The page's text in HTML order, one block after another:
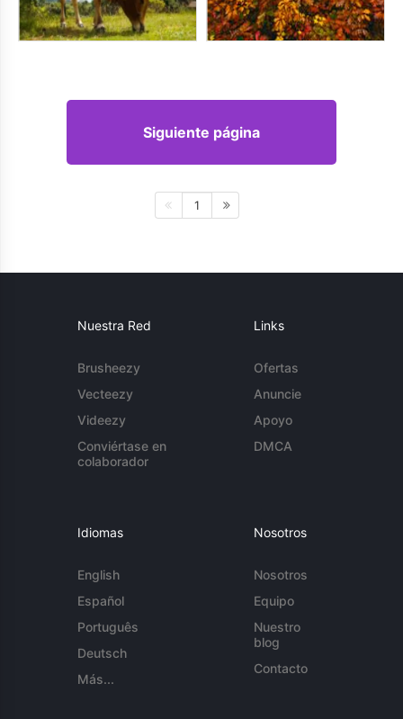
Siguiente página
1
Nuestra Red
Brusheezy
Vecteezy
Videezy
Conviértase en
colaborador
Links
Ofertas
Anuncie
Apoyo
DMCA
Idiomas
English
Español
Português
Deutsch
Más...
Nosotros
Nosotros
Equipo
Nuestro
blog
Contacto